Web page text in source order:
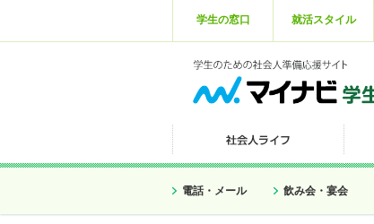
学生の窓口 就活スタイル
電話・メール 飲み会・宴会